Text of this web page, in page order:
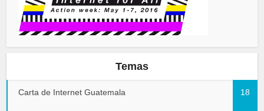
Temas
Carta de Internet Guatemala 18